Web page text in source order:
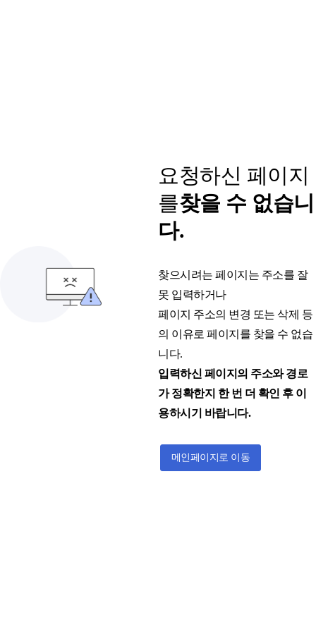
요청하신 페이지
를찾을 수 없습니
다.
찾으시려는 페이지는 주소를 잘
못 입력하거나
페이지 주소의 변경 또는 삭제 등
의 이유로 페이지를 찾을 수 없습
니다.
입력하신 페이지의 주소와 경로
가 정확한지 한 번 더 확인 후 이
용하시기 바랍니다.
메인페이지로 이동